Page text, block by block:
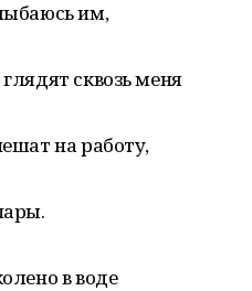
им,
сквозь меня
на работу,
в воде